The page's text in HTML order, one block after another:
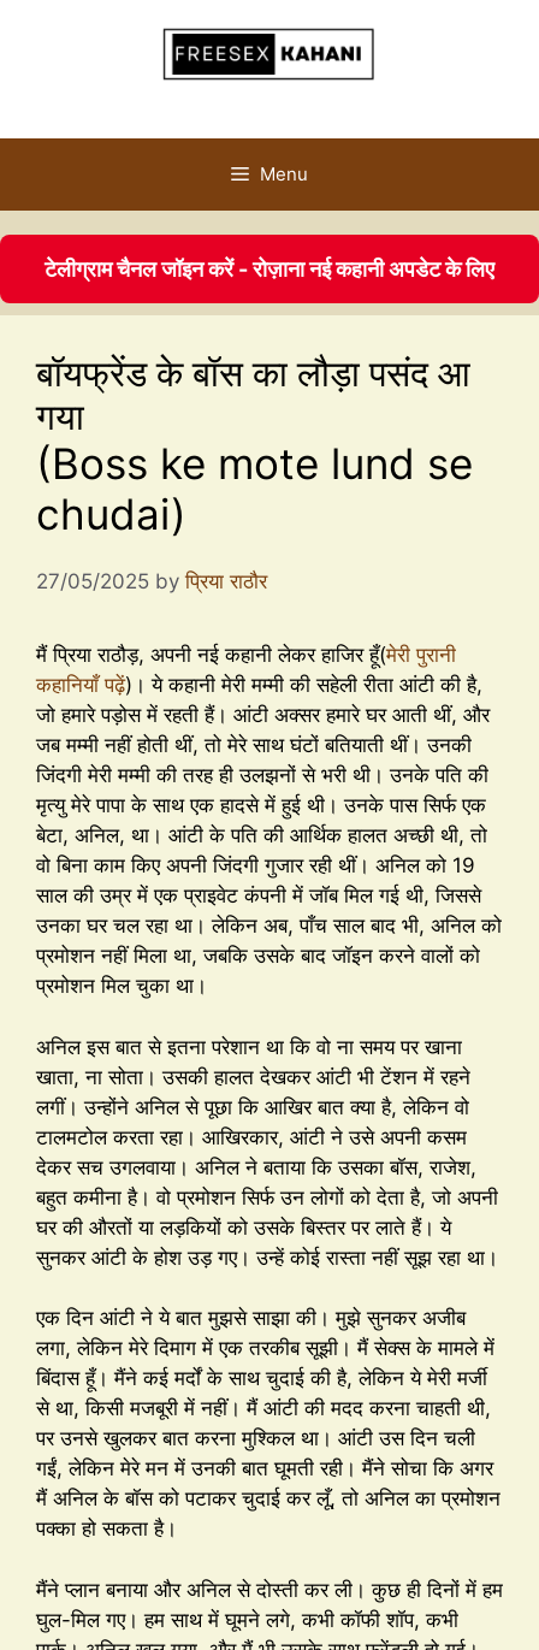
Menu
टेलीग्राम चैनल जॉइन करें - रोज़ाना नई कहानी अपडेट के लिए
बॉयफ्रेंड के बॉस का लौड़ा पसंद आ
गया
(Boss ke mote lund se
chudai)
27/05/2025 byप्रिया राठौर
मैं प्रिया राठौड़, अपनी नई कहानी लेकर हाजिर हूँ(मेरी पुरानी
कहानियाँ पढ़ें)। ये कहानी मेरी मम्मी की सहेली रीता आंटी की है,
जो हमारे पड़ोस में रहती हैं। आंटी अक्सर हमारे घर आती थीं, और
जब मम्मी नहीं होती थीं, तो मेरे साथ घंटों बतियाती थीं। उनकी
जिंदगी मेरी मम्मी की तरह ही उलझनों से भरी थी। उनके पति की
मृत्यु मेरे पापा के साथ एक हादसे में हुई थी। उनके पास सिर्फ एक
बेटा, अनिल, था। आंटी के पति की आर्थिक हालत अच्छी थी, तो
वो बिना काम किए अपनी जिंदगी गुजार रही थीं। अनिल को 19
साल की उम्र में एक प्राइवेट कंपनी में जॉब मिल गई थी, जिससे
उनका घर चल रहा था। लेकिन अब, पाँच साल बाद भी, अनिल को
प्रमोशन नहीं मिला था, जबकि उसके बाद जॉइन करने वालों को
प्रमोशन मिल चुका था।
अनिल इस बात से इतना परेशान था कि वो ना समय पर खाना
खाता, ना सोता। उसकी हालत देखकर आंटी भी टेंशन में रहने
लगीं। उन्होंने अनिल से पूछा कि आखिर बात क्या है, लेकिन वो
टालमटोल करता रहा। आखिरकार, आंटी ने उसे अपनी कसम
देकर सच उगलवाया। अनिल ने बताया कि उसका बॉस, राजेश,
बहुत कमीना है। वो प्रमोशन सिर्फ उन लोगों को देता है, जो अपनी
घर की औरतों या लड़कियों को उसके बिस्तर पर लाते हैं। ये
सुनकर आंटी के होश उड़ गए। उन्हें कोई रास्ता नहीं सूझ रहा था।
एक दिन आंटी ने ये बात मुझसे साझा की। मुझे सुनकर अजीब
लगा, लेकिन मेरे दिमाग में एक तरकीब सूझी। मैं सेक्स के मामले में
बिंदास हूँ। मैंने कई मर्दों के साथ चुदाई की है, लेकिन ये मेरी मर्जी
से था, किसी मजबूरी में नहीं। मैं आंटी की मदद करना चाहती थी,
पर उनसे खुलकर बात करना मुश्किल था। आंटी उस दिन चली
गईं, लेकिन मेरे मन में उनकी बात घूमती रही। मैंने सोचा कि अगर
मैं अनिल के बॉस को पटाकर चुदाई कर लूँ, तो अनिल का प्रमोशन
पक्का हो सकता है।
मैंने प्लान बनाया और अनिल से दोस्ती कर ली। कुछ ही दिनों में हम
घुल-मिल गए। हम साथ में घूमने लगे, कभी कॉफी शॉप, कभी